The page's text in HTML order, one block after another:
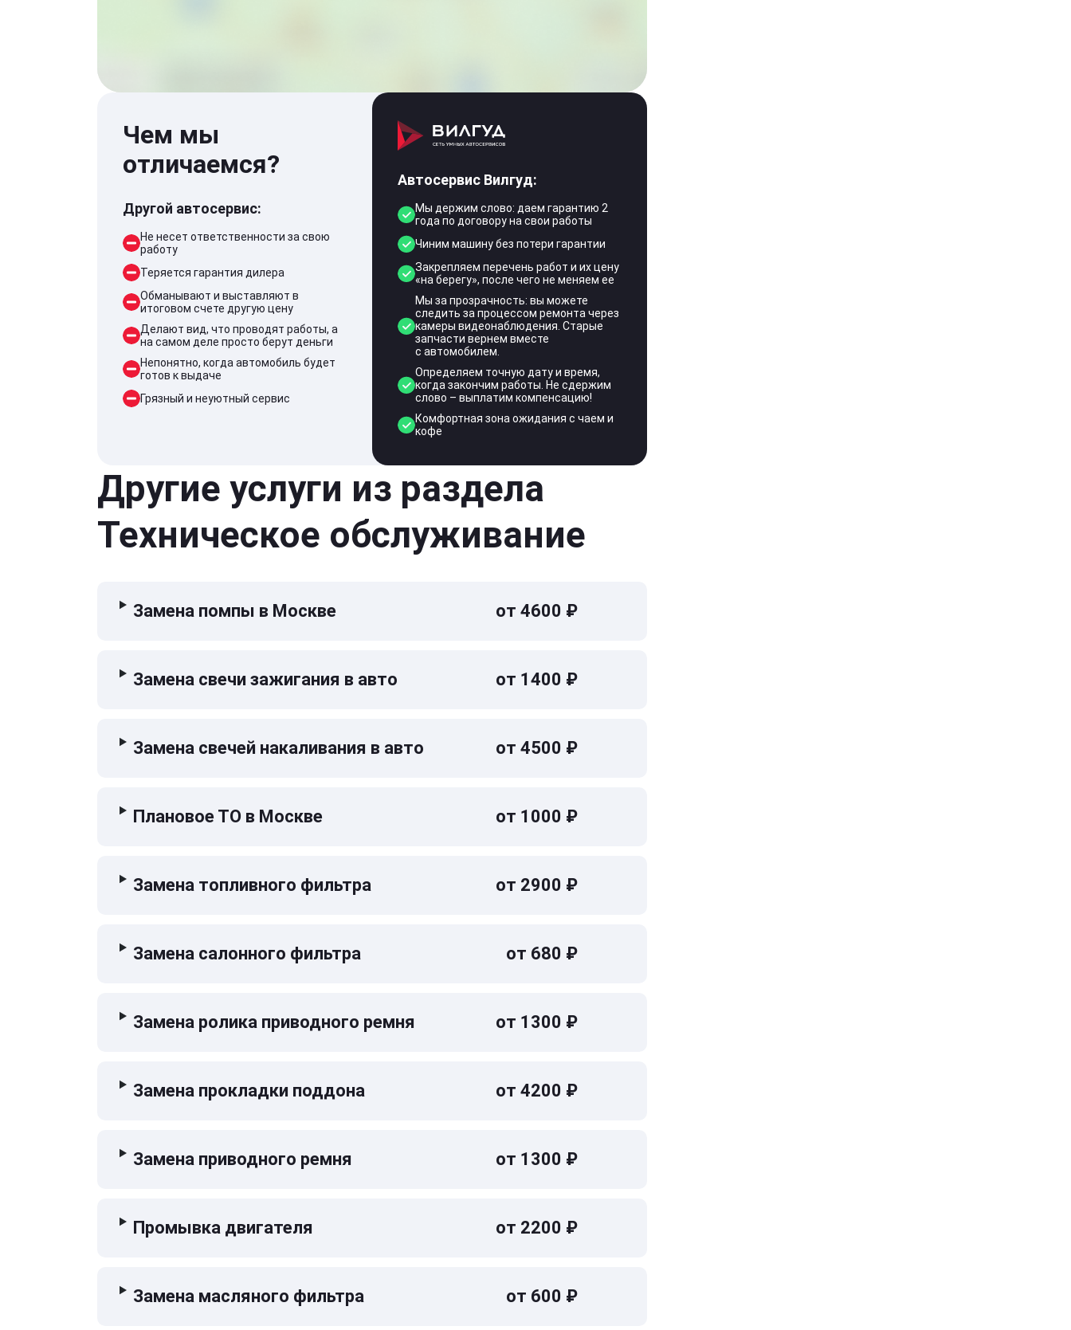
Чем мы
отличаемся?
Другой автосервис:
Не несет ответственности за свою
работу
Теряется гарантия дилера
Обманывают и выставляют в
итоговом счете другую цену
Делают вид, что проводят работы, а
на самом деле просто берут деньги
Непонятно, когда автомобиль будет
готов к выдаче
Грязный и неуютный сервис
Автосервис Вилгуд:
Мы держим слово: даем гарантию 2
года по договору на свои работы
Чиним машину без потери гарантии
Закрепляем перечень работ и их цену
«на берегу», после чего не меняем ее
Мы за прозрачность: вы можете
следить за процессом ремонта через
камеры видеонаблюдения. Старые
запчасти вернем вместе
с автомобилем.
Определяем точную дату и время,
когда закончим работы. Не сдержим
слово – выплатим компенсацию!
Комфортная зона ожидания с чаем и
кофе
Другие услуги из раздела
Техническое обслуживание
Замена помпы в Москве от 4600 ₽
Замена свечи зажигания в авто от 1400 ₽
Замена свечей накаливания в авто от 4500 ₽
Плановое ТО в Москве от 1000 ₽
Замена топливного фильтра от 2900 ₽
Замена салонного фильтра от 680 ₽
Замена ролика приводного ремня от 1300 ₽
Замена прокладки поддона от 4200 ₽
Замена приводного ремня от 1300 ₽
Промывка двигателя от 2200 ₽
Замена масляного фильтра от 600 ₽